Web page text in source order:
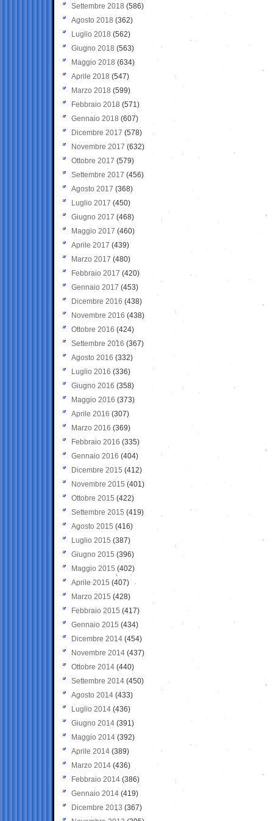
Settembre 2018 (586)
Agosto 2018 (362)
Luglio 2018 (562)
Giugno 2018 (563)
Maggio 2018 (634)
Aprile 2018 (547)
Marzo 2018 (599)
Febbraio 2018 (571)
Gennaio 2018 (607)
Dicembre 2017 (578)
Novembre 2017 (632)
Ottobre 2017 (579)
Settembre 2017 (456)
Agosto 2017 (368)
Luglio 2017 (450)
Giugno 2017 (468)
Maggio 2017 (460)
Aprile 2017 (439)
Marzo 2017 (480)
Febbraio 2017 (420)
Gennaio 2017 (453)
Dicembre 2016 (438)
Novembre 2016 (438)
Ottobre 2016 (424)
Settembre 2016 (367)
Agosto 2016 (332)
Luglio 2016 (336)
Giugno 2016 (358)
Maggio 2016 (373)
Aprile 2016 (307)
Marzo 2016 (369)
Febbraio 2016 (335)
Gennaio 2016 (404)
Dicembre 2015 (412)
Novembre 2015 (401)
Ottobre 2015 (422)
Settembre 2015 (419)
Agosto 2015 (416)
Luglio 2015 (387)
Giugno 2015 (396)
Maggio 2015 (402)
Aprile 2015 (407)
Marzo 2015 (428)
Febbraio 2015 (417)
Gennaio 2015 (434)
Dicembre 2014 (454)
Novembre 2014 (437)
Ottobre 2014 (440)
Settembre 2014 (450)
Agosto 2014 (433)
Luglio 2014 (436)
Giugno 2014 (391)
Maggio 2014 (392)
Aprile 2014 (389)
Marzo 2014 (436)
Febbraio 2014 (386)
Gennaio 2014 (419)
Dicembre 2013 (367)